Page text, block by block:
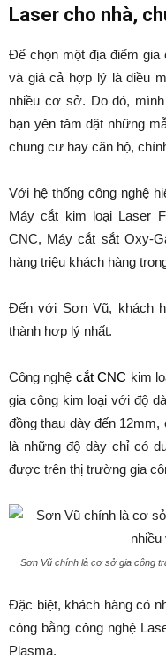
Laser cho nhà,
Để chọn một địa điểm
và giá cả hợp lý là điều
nhiều cơ sở. Do đó,
bạn yên tâm đặt những
chung cư hay căn hộ,
Với hệ thống công nghệ
Máy cắt kim loại Laser
CNC, Máy cắt sắt Oxy-
hàng triệu khách hàng
Đến với Sơn Vũ, khách
thành hợp lý nhất.
Công nghệ cắt CNC kim
gia công kim loại với độ
đồng thau dày đến
là những độ dày chỉ có
được trên thị trường gia
Sơn Vũ chính là cơ sở gia công
Đặc biệt, khách hàng có
công bằng công nghệ
Plasma.